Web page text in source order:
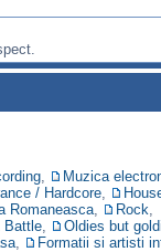
Muzica
/ Hardcore
Romaneasca Rock
Battle
Oldies but
Formatii si artisti